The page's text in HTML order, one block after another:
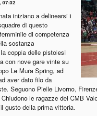
07:32
iniziano a delinearsi i
di questo
di competenza
sostanza
coppia delle pistoiesi
con nove gare vinte su
Le Mura Spring, ad
aver dato filo da
Seguono Pielle Livorno,
le ragazze del CMB
gusto della prima vittoria.